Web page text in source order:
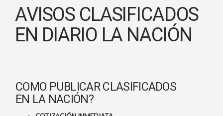
AVISOS CLASIFICADOS
EN DIARIO LA NACIÓN
COMO PUBLICAR CLASIFICADOS
EN LA NACIÓN?